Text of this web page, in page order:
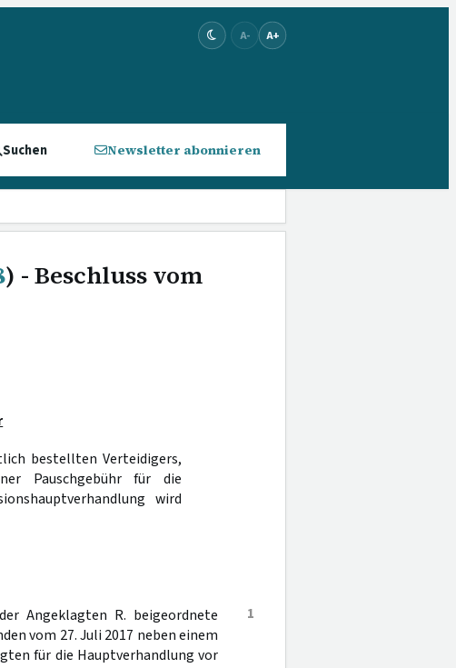
A- A+
Suchen Newsletter abonnieren
) - Beschluss vom
bestellten Verteidigers,
Pauschgebühr für die
wird
1
Angeklagten R. beigeordnete
vom 27. Juli 2017 neben einem
für die Hauptverhandlung vor